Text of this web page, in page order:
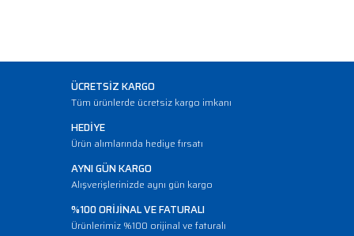
ÜCRETSİZ KARGO
Tüm ürünlerde ücretsiz kargo imkanı
HEDİYE
Ürün alımlarında hediye fırsatı
AYNI GÜN KARGO
Alışverişlerinizde aynı gün kargo
%100 ORİJİNAL VE FATURALI
Ürünlerimiz %100 orijinal ve faturalı